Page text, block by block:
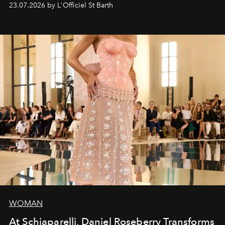
23.07.2026 by L'Officiel St Barth
WOMAN
At Schiaparelli, Daniel Roseberry Transforms